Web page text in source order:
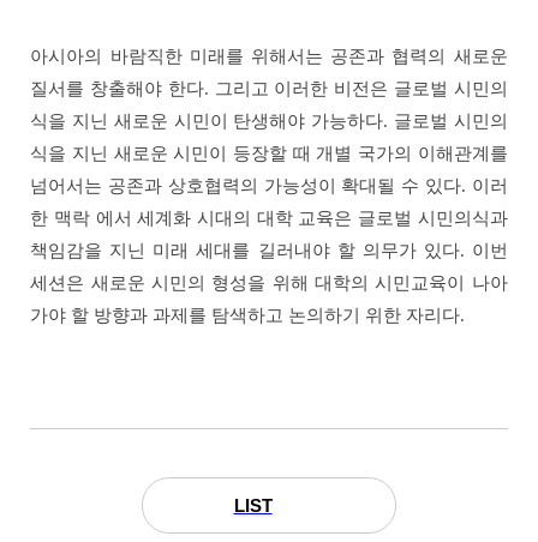
아시아의 바람직한 미래를 위해서는 공존과 협력의 새로운
질서를 창출해야 한다. 그리고 이러한 비전은 글로벌 시민의
식을 지닌 새로운 시민이 탄생해야 가능하다. 글로벌 시민의
식을 지닌 새로운 시민이 등장할 때 개별 국가의 이해관계를
넘어서는 공존과 상호협력의 가능성이 확대될 수 있다. 이러
한 맥락 에서 세계화 시대의 대학 교육은 글로벌 시민의식과
책임감을 지닌 미래 세대를 길러내야 할 의무가 있다. 이번
세션은 새로운 시민의 형성을 위해 대학의 시민교육이 나아
가야 할 방향과 과제를 탐색하고 논의하기 위한 자리다.
LIST